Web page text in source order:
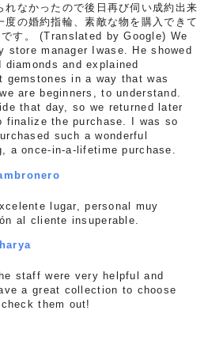
れなかったので後日再び伺い成約出来
度の婚約指輪、素敵な物を購入できて
です。 (Translated by Google) We
store manager Iwase. He showed
and explained
gemstones in a way that was
are beginners, to understand.
that day, so we returned later
finalize the purchase. I was so
such a wonderful
a once-in-a-lifetime purchase.
lugar, personal muy
al cliente insuperable.
staff were very helpful and
a great collection to choose
them out!